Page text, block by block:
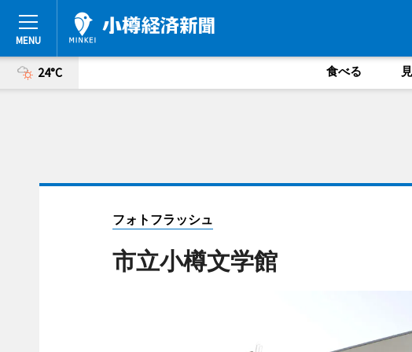
24°C 食べる
フォトフラッシュ
市立小樽文学館